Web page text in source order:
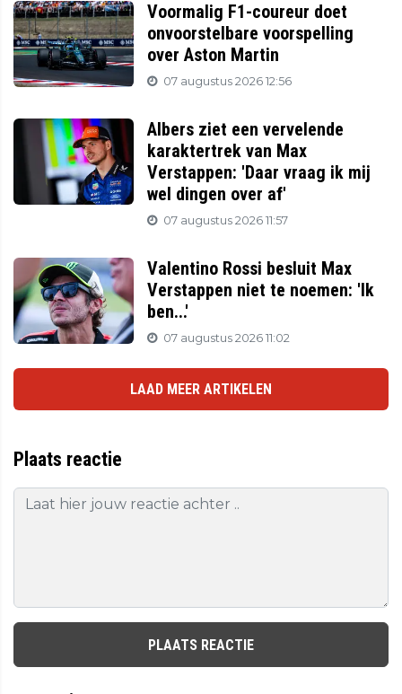
Voormalig F1-coureur doet
onvoorstelbare voorspelling
over Aston Martin
07 augustus 2026 12:56
Albers ziet een vervelende
karaktertrek van Max
Verstappen: 'Daar vraag ik mij
wel dingen over af'
07 augustus 2026 11:57
Valentino Rossi besluit Max
Verstappen niet te noemen: 'Ik
ben...'
07 augustus 2026 11:02
LAAD MEER ARTIKELEN
Plaats reactie
PLAATS REACTIE